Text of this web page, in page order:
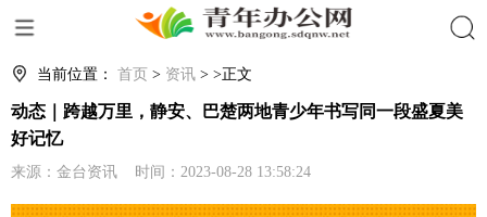
当前位置： 首页 > 资讯 > >正文
动态｜跨越万里，静安、巴楚两地青少年书写同一段盛夏美
好记忆
来源：金台资讯 时间：2023-08-28 13:58:24